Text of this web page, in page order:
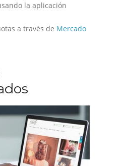
la aplicación
a través de Mercado
con Tienda Virtual
Web